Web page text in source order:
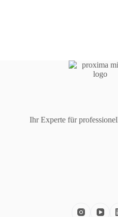
Ihr Experte für